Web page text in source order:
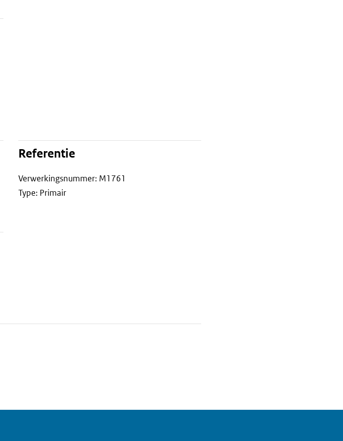
Referentie
Verwerkingsnummer: M1761
Type: Primair